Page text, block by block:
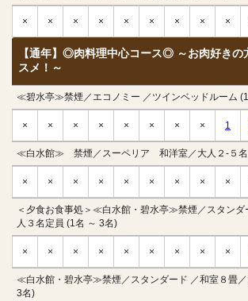
× × × × × × × × ×
【通年】◎肉料理中心コース◎ ～お肉好きの
スメ！～
≪碧水亭≫禁煙／エコノミー ／ツインベッドルーム
× × × × × × × × 1
≪白水館≫ 禁煙／スーペリア 和洋室／大人２-５名
× × × × × × × × ×
＜夕食お食事処＞≪白水館・碧水亭≫禁煙／スタンダ
人３名定員 (1名 ～ 3名)
× × × × × × × × ×
≪白水館・碧水亭≫禁煙／スタンダード ／和室８畳／
3名)